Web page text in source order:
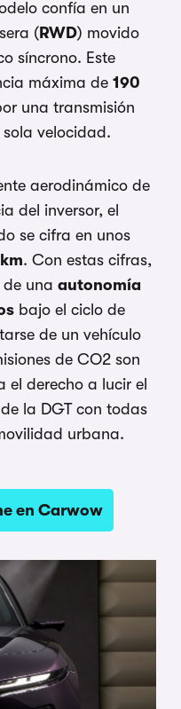
confía en un
(RWD) movido
síncrono. Este
máxima de 190
una transmisión
velocidad.
aerodinámico de
del inversor, el
se cifra en unos
. Con estas cifras,
una autonomía
bajo el ciclo de
de un vehículo
de CO2 son
el derecho a lucir el
la DGT con todas
urbana.
en Carwow